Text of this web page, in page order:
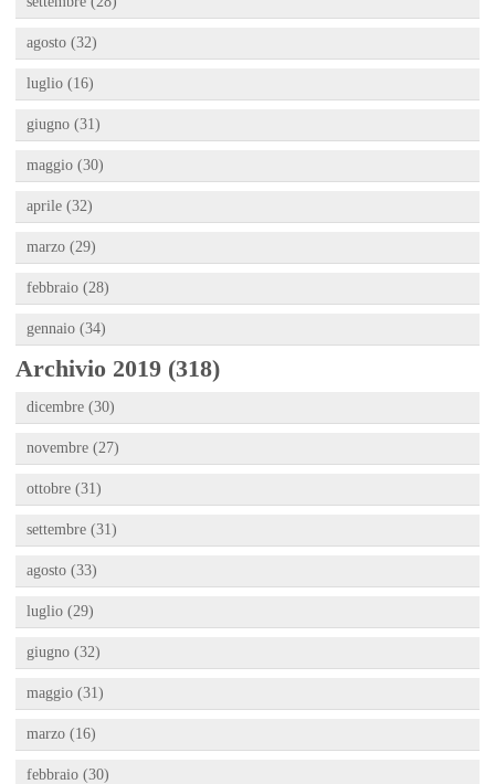
agosto (32)
luglio (16)
giugno (31)
maggio (30)
aprile (32)
marzo (29)
febbraio (28)
gennaio (34)
Archivio 2019 (318)
dicembre (30)
novembre (27)
ottobre (31)
settembre (31)
agosto (33)
luglio (29)
giugno (32)
maggio (31)
marzo (16)
febbraio (30)